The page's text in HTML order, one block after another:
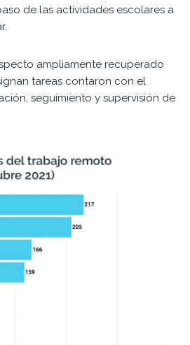
de las actividades escolares a
ampliamente recuperado
tareas contaron con el
seguimiento y supervisión de